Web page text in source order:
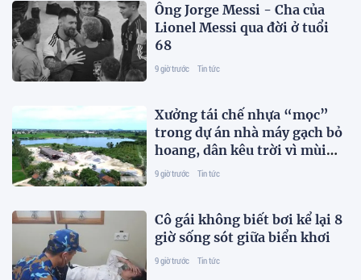
Ông Jorge Messi - Cha của
Lionel Messi qua đời ở tuổi
68
9 giờ trước Tin tức
Xưởng tái chế nhựa “mọc”
trong dự án nhà máy gạch bỏ
hoang, dân kêu trời vì mùi
hôi
9 giờ trước Tin tức
Cô gái không biết bơi kể lại 8
giờ sống sót giữa biển khơi
9 giờ trước Tin tức